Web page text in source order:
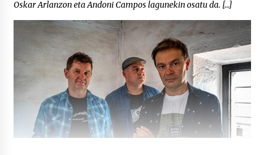
Oskar Arlanzon eta Andoni Campos lagunekin osatu da. […]